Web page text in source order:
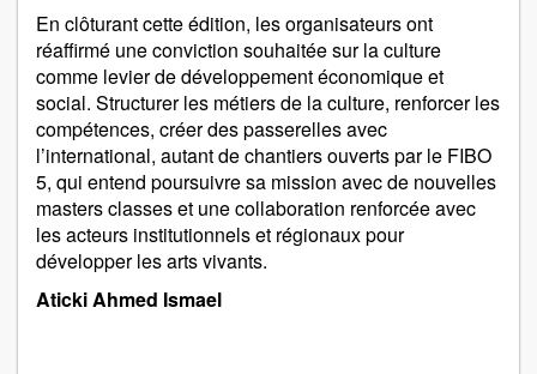
En clôturant cette édition, les organisateurs ont
réaffirmé une conviction souhaitée sur la culture
comme levier de développement économique et
social. Structurer les métiers de la culture, renforcer les
compétences, créer des passerelles avec
l’international, autant de chantiers ouverts par le FIBO
5, qui entend poursuivre sa mission avec de nouvelles
masters classes et une collaboration renforcée avec
les acteurs institutionnels et régionaux pour
développer les arts vivants.
Aticki Ahmed Ismael